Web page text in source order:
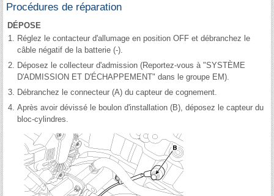
Procédures de réparation
DÉPOSE
1.
Réglez le contacteur d'allumage en position OFF et débranchez le
câble négatif de la batterie (-).
2. Déposez le collecteur d'admission (Reportez-vous à "SYSTÈME
D'ADMISSION ET D'ÉCHAPPEMENT" dans le groupe EM).
3. Débranchez le connecteur (A) du capteur de cognement.
4. Après avoir dévissé le boulon d'installation (B), déposez le capteur du
bloc-cylindres.